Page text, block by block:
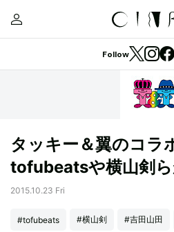
Follow
タッキー＆翼のコラ
tofubeatsや横山剣
2015.10.23 Fri
#tofubeats #横山剣 #吉田山田